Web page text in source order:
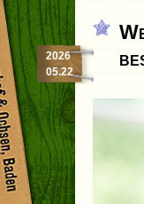
2026
05.22